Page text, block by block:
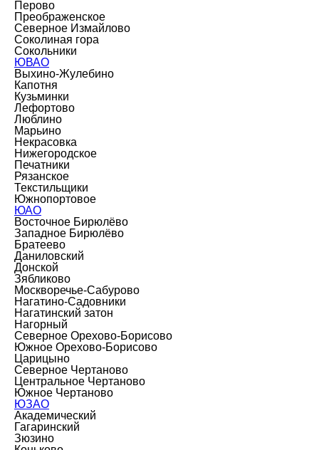
Перово
Преображенское
Северное Измайлово
Соколиная гора
Сокольники
ЮВАО
Выхино-Жулебино
Капотня
Кузьминки
Лефортово
Люблино
Марьино
Некрасовка
Нижегородское
Печатники
Рязанское
Текстильщики
Южнопортовое
ЮАО
Восточное Бирюлёво
Западное Бирюлёво
Братеево
Даниловский
Донской
Зябликово
Москворечье-Сабурово
Нагатино-Садовники
Нагатинский затон
Нагорный
Северное Орехово-Борисово
Южное Орехово-Борисово
Царицыно
Северное Чертаново
Центральное Чертаново
Южное Чертаново
ЮЗАО
Академический
Гагаринский
Зюзино